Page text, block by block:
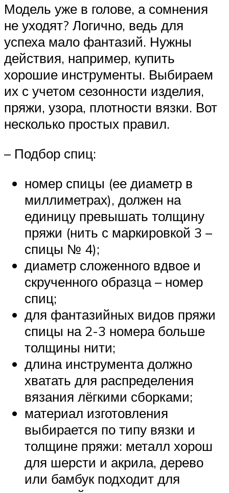
Модель уже в голове, а сомнения
не уходят? Логично, ведь для
успеха мало фантазий. Нужны
действия, например, купить
хорошие инструменты. Выбираем
их с учетом сезонности изделия,
пряжи, узора, плотности вязки. Вот
несколько простых правил.
– Подбор спиц:
номер спицы (ее диаметр в
миллиметрах), должен на
единицу превышать толщину
пряжи (нить с маркировкой 3 –
спицы № 4);
диаметр сложенного вдвое и
скрученного образца – номер
спиц;
для фантазийных видов пряжи
спицы на 2-3 номера больше
толщины нити;
длина инструмента должно
хватать для распределения
вязания лёгкими сборками;
материал изготовления
выбирается по типу вязки и
толщине пряжи: металл хорош
для шерсти и акрила, дерево
или бамбук подходит для